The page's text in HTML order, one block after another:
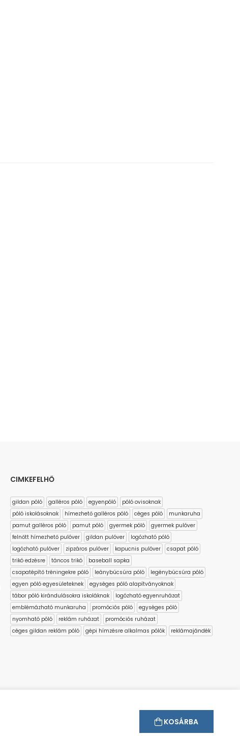
KOSÁRBA
CIMKEFELHŐ
gildan póló galléros póló egyenpóló
póló ovisoknak
póló iskolásoknak
hímezhető galléros póló céges póló
munkaruha
pamut galléros póló
pamut póló gyermek póló
gyermek pulóver
felnőtt hímezhető pulóver
gildan pulóver
logózható póló
logózható pulóver
zipzáros pulóver kapucnis pulóver
csapat póló
trikó edzésre
táncos trikó
baseball sapka
csapatépítő tréningekre póló
leánybúcsúra póló
legénybúcsúra póló
egyen póló egyesületeknek
egységes póló alapítványoknak
tábor póló kirándulásokra iskoláknak
logózható egyenruházat
emblémázható munkaruha
promóciós póló
egységes póló
nyomható póló
reklám ruházat
promóciós ruházat
céges gildan reklám póló
gépi hímzésre alkalmas pólók reklámajándék